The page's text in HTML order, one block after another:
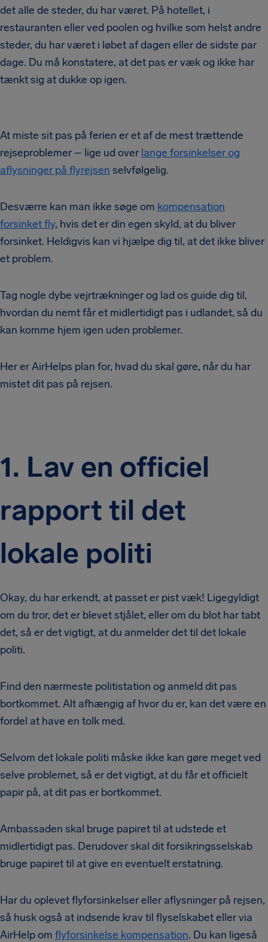
det alle de steder, du har været. På hotellet, i
restauranten eller ved poolen og hvilke som helst andre
steder, du har været i løbet af dagen eller de sidste par
dage. Du må konstatere, at det pas er væk og ikke har
tænkt sig at dukke op igen.
At miste sit pas på ferien er et af de mest trættende
rejseproblemer – lige ud over lange forsinkelser og
aflysninger på flyrejsen selvfølgelig.
Desværre kan man ikke søge om kompensation
forsinket fly, hvis det er din egen skyld, at du bliver
forsinket. Heldigvis kan vi hjælpe dig til, at det ikke bliver
et problem.
Tag nogle dybe vejrtrækninger og lad os guide dig til,
hvordan du nemt får et midlertidigt pas i udlandet, så du
kan komme hjem igen uden problemer.
Her er AirHelps plan for, hvad du skal gøre, når du har
mistet dit pas på rejsen.
1. Lav en officiel
rapport til det
lokale politi
Okay, du har erkendt, at passet er pist væk! Ligegyldigt
om du tror, det er blevet stjålet, eller om du blot har tabt
det, så er det vigtigt, at du anmelder det til det lokale
politi.
Find den nærmeste politistation og anmeld dit pas
bortkommet. Alt afhængig af hvor du er, kan det være en
fordel at have en tolk med.
Selvom det lokale politi måske ikke kan gøre meget ved
selve problemet, så er det vigtigt, at du får et officielt
papir på, at dit pas er bortkommet.
Ambassaden skal bruge papiret til at udstede et
midlertidigt pas. Derudover skal dit forsikringsselskab
bruge papiret til at give en eventuelt erstatning.
Har du oplevet flyforsinkelser eller aflysninger på rejsen,
så husk også at indsende krav til flyselskabet eller via
AirHelp om flyforsinkelse kompensation. Du kan ligeså